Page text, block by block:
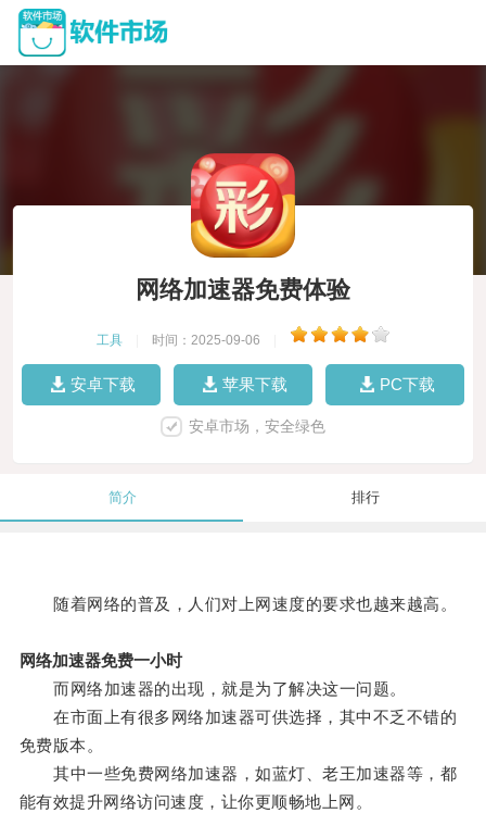
网络加速器免费体验
工具 时间：2025-09-06
安卓下载 苹果下载 PC下载
安卓市场，安全绿色
简介 排行
随着网络的普及，人们对上网速度的要求也越来越高。
网络加速器免费一小时
而网络加速器的出现，就是为了解决这一问题。
在市面上有很多网络加速器可供选择，其中不乏不错的
免费版本。
其中一些免费网络加速器，如蓝灯、老王加速器等，都
能有效提升网络访问速度，让你更顺畅地上网。